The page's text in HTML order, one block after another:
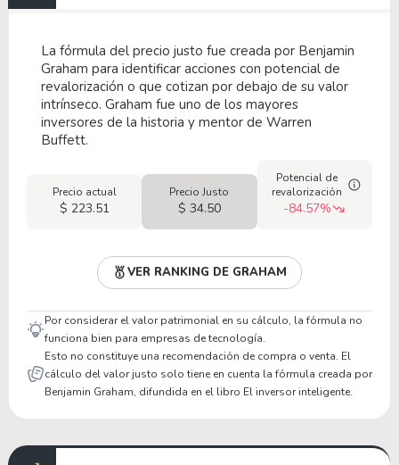
La fórmula del precio justo fue creada por Benjamin
Graham para identificar acciones con potencial de
revalorización o que cotizan por debajo de su valor
intrínseco. Graham fue uno de los mayores
inversores de la historia y mentor de Warren
Buffett.
Precio actual
$ 223.51
Precio Justo
$ 34.50
Potencial de
revalorización
-84.57%
VER RANKING DE GRAHAM
Por considerar el valor patrimonial en su cálculo, la fórmula no
funciona bien para empresas de tecnología.
Esto no constituye una recomendación de compra o venta. El
cálculo del valor justo solo tiene en cuenta la fórmula creada por
Benjamin Graham, difundida en el libro El inversor inteligente.